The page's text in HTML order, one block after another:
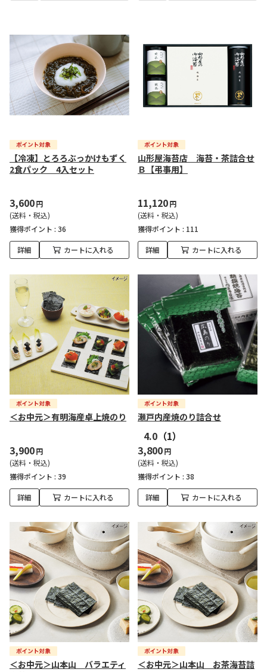
【冷凍】とろろぶっかけもずく
2食パック 4入セット
3,600円
(送料・税込)
獲得ポイント : 36
詳細 カートに入れる
山形屋海苔店 海苔・茶詰合せ
Ｂ【弔事用】
11,120円
(送料・税込)
獲得ポイント : 111
詳細 カートに入れる
＜お中元＞有明海産卓上焼のり
3,900円
(送料・税込)
獲得ポイント : 39
詳細 カートに入れる
瀬戸内産焼のり詰合せ
4.0 （1）
3,800円
(送料・税込)
獲得ポイント : 38
詳細 カートに入れる
＜お中元＞山本山 バラエティ
＜お中元＞山本山 お茶海苔詰